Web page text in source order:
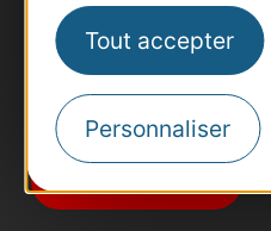
Tout accepter
Personnaliser
Voyagistes
Destination Sport
Inscrivez-vous à la
Destination Occitanie
suggestions de séjours,